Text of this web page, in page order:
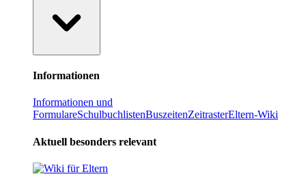
Informationen
Informationen und
FormulareSchulbuchlistenBuszeitenZeitrasterEltern-Wiki
Aktuell besonders relevant